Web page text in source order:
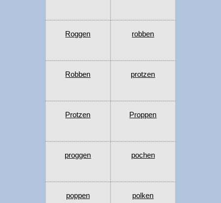
Roggen robben
Robben protzen
Protzen Proppen
proggen pochen
poppen polken